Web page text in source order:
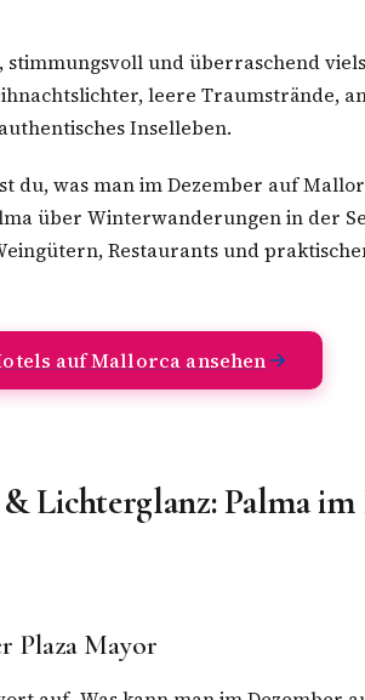
und überraschend
leere Traumstrände,
Inselleben.
du, was man im Dezember auf
über Winterwanderungen in der
Restaurants und
auf Mallorca ansehen
Lichterglanz: Palma im
Plaza Mayor